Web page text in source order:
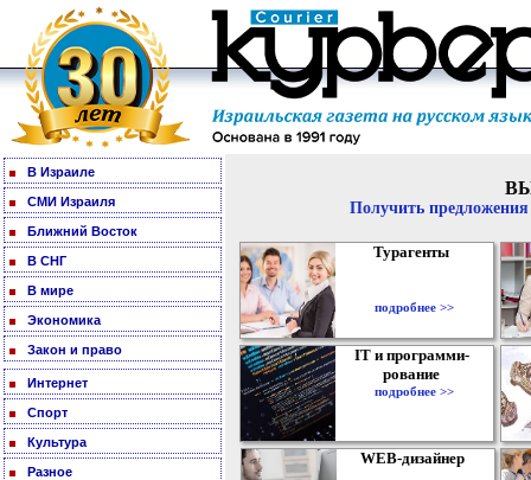
В Израиле
СМИ Израиля
Ближний Восток
В СНГ
В мире
Экономика
Закон и право
Интернет
Спорт
Культура
Разное
Получить
Турагенты
подробнее >>
IT и программи-
рование
подробнее >>
WEB-дизайнер